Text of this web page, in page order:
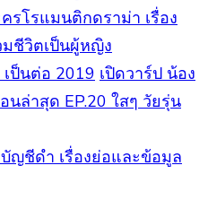
รโรแมนติกดราม่า เรื่อง
ชีวิตเป็นผู้หญิง
เปิดวาร์ป น้อง
ล่าสุด EP.20 ใสๆ วัยรุ่น
ญชีดำ เรื่องย่อและข้อมูล